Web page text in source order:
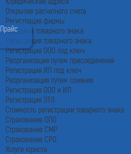
Открытие расчетного счета
Регистрация фирмы
Передача товарного знака
Регистрация товарного знака
Регистрация ООО под ключ
Реорганизация путем присоединения
Регистрация ИП под ключ
Реорганизация путем слияния
Регистрация ООО и ИП
Регистрация ЭТЛ
Стоимость регистрации товарного знака
Страхование ОПО
Страхование СМР
Страхование СРО
Услуги юриста
Прайс